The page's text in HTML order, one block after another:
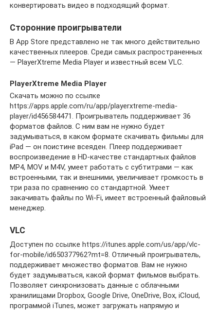
конвертировать видео в подходящий формат.
Сторонние проигрыватели
В App Store представлено не так много действительно
качественных плееров. Среди самых распространенных
— PlayerXtreme Media Player и известный всем VLC.
PlayerXtreme Media Player
Скачать можно по ссылке
https://apps.apple.com/ru/app/playerxtreme-media-
player/id456584471. Проигрыватель поддерживает 36
форматов файлов. С ним вам не нужно будет
задумываться, в каком формате скачивать фильмы для
iPad — он поистине всеяден. Плеер поддерживает
воспроизведение в HD-качестве стандартных файлов
MP4, MOV и M4V, умеет работать с субтитрами — как
встроенными, так и внешними, увеличивает громкость в
три раза по сравнению со стандартной. Умеет
закачивать файлы по Wi-Fi, имеет встроенный файловый
менеджер.
VLC
Доступен по ссылке https://itunes.apple.com/us/app/vlc-
for-mobile/id650377962?mt=8. Отличный проигрыватель,
поддерживает множество форматов. Вам не нужно
будет задумываться, какой формат фильмов выбрать.
Позволяет синхронизовать данные с облачными
хранилищами Dropbox, Google Drive, OneDrive, Box, iCloud,
программой iTunes, может загружать напрямую и